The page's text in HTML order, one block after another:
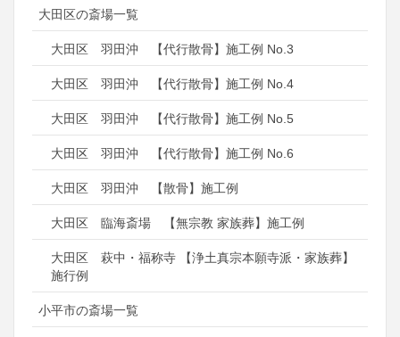
大田区の斎場一覧
大田区 羽田沖 【代行散骨】施工例 No.3
大田区 羽田沖 【代行散骨】施工例 No.4
大田区 羽田沖 【代行散骨】施工例 No.5
大田区 羽田沖 【代行散骨】施工例 No.6
大田区 羽田沖 【散骨】施工例
大田区 臨海斎場 【無宗教 家族葬】施工例
大田区 萩中・福称寺 【浄土真宗本願寺派・家族葬】
施行例
小平市の斎場一覧